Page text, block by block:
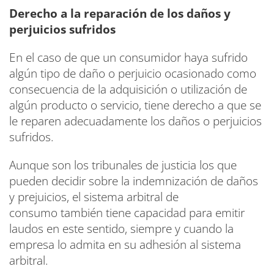
Derecho a la reparación de los daños y
perjuicios sufridos
En el caso de que un consumidor haya sufrido
algún tipo de daño o perjuicio ocasionado como
consecuencia de la adquisición o utilización de
algún producto o servicio, tiene derecho a que se
le reparen adecuadamente los daños o perjuicios
sufridos.
Aunque son los tribunales de justicia los que
pueden decidir sobre la indemnización de daños
y prejuicios, el sistema arbitral de
consumo también tiene capacidad para emitir
laudos en este sentido, siempre y cuando la
empresa lo admita en su adhesión al sistema
arbitral.